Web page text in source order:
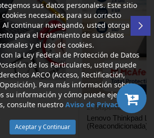
L460 + Licencia Mcafee
sus datos personales. Este sitio
necesarias para su correcto
continuar navegando, usted otorga su
para el tratamiento de sus datos
y el uso de cookies.
la Ley Federal de Protección de Datos
de los Particulares, usted puede
ARCO (Acceso, Rectificación,
Para más información sobre
su información y cómo puede ejercer
consulte nuestro Aviso de Privacidad .
Aceptar y Continuar